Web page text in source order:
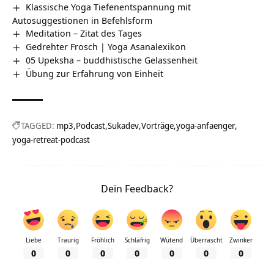
Klassische Yoga Tiefenentspannung mit
Autosuggestionen in Befehlsform
Meditation – Zitat des Tages
Gedrehter Frosch | Yoga Asanalexikon
05 Upeksha – buddhistische Gelassenheit
Übung zur Erfahrung von Einheit
TAGGED: mp3 Podcast Sukadev Vorträge yoga-anfaenger
yoga-retreat-podcast
Dein Feedback?
Liebe
0
Traurig
0
Fröhlich
0
Schläfrig
0
Wütend
0
Überrascht
0
Zwinker
0